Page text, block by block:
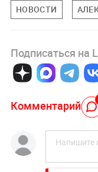
НОВОСТИ
Подписаться на
Комментарий